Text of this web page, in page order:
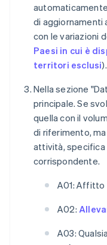
di aggiornamenti
con le variazioni
Paesi in cui è
territori esclusi).
Nella sezione
principale. Se
quella con il
di riferimento,
attività, specifica
corrispondente.
A01: Affitto
A02:
A03: